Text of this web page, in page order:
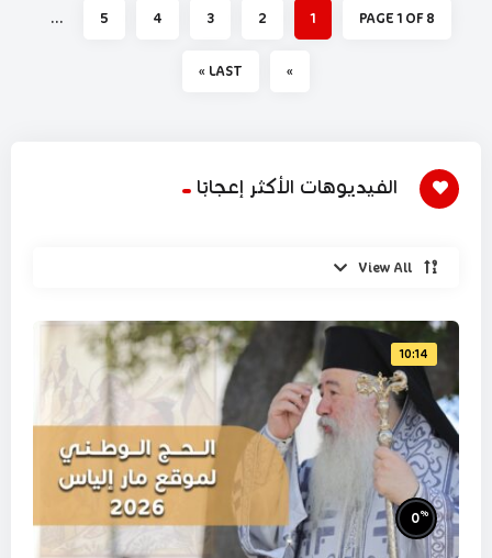
PAGE 1 OF 8
1
2
3
4
5
...
»
LAST »
الفيديوهات الأكثر إعجابًا
View All
10:14
0%